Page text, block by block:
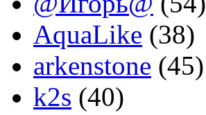
AquaLike (38)
arkenstone (45)
k2s (40)